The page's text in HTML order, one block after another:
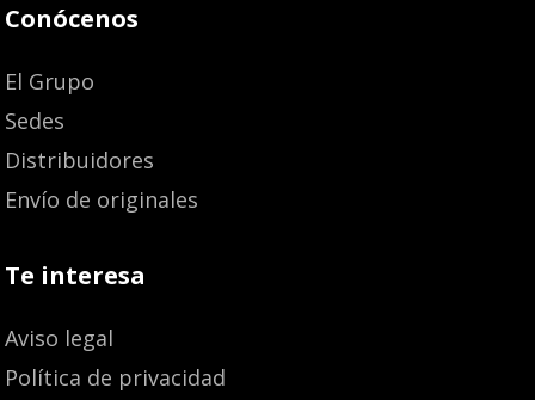
Conócenos
El Grupo
Sedes
Distribuidores
Envío de originales
Te interesa
Aviso legal
Política de privacidad